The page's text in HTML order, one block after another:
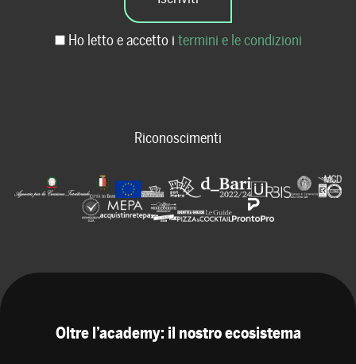
Ho letto e accetto i termini e le condizioni
Riconoscimenti
Oltre l’academy: il nostro ecosistema